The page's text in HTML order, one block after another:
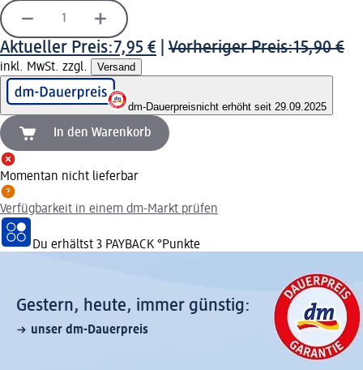
Aktueller Preis:7,95 € Vorheriger Preis:15,90 €
inkl. MwSt. zzgl. Versand
dm-Dauerpreisnicht erhöht seit 29.09.2025
In den Warenkorb
Momentan nicht lieferbar
Verfügbarkeit in einem dm-Markt prüfen
Du erhältst 3 PAYBACK °Punkte
Gestern, heute, immer günstig:
unser dm-Dauerpreis